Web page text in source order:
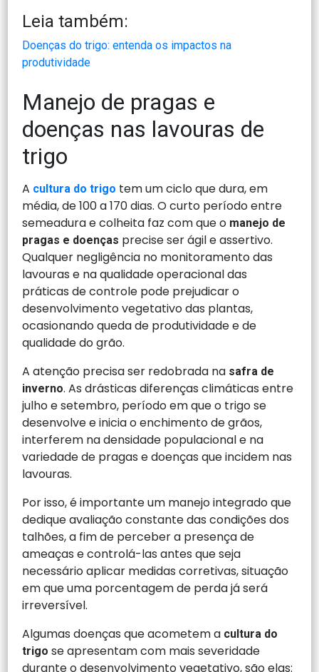
Leia também:
Doenças do trigo: entenda os impactos na
produtividade
Manejo de pragas e
doenças nas lavouras de
trigo
A cultura do trigo tem um ciclo que dura, em
média, de 100 a 170 dias. O curto período entre
semeadura e colheita faz com que o manejo de
pragas e doenças precise ser ágil e assertivo.
Qualquer negligência no monitoramento das
lavouras e na qualidade operacional das
práticas de controle pode prejudicar o
desenvolvimento vegetativo das plantas,
ocasionando queda de produtividade e de
qualidade do grão.
A atenção precisa ser redobrada na safra de
inverno. As drásticas diferenças climáticas entre
julho e setembro, período em que o trigo se
desenvolve e inicia o enchimento de grãos,
interferem na densidade populacional e na
variedade de pragas e doenças que incidem nas
lavouras.
Por isso, é importante um manejo integrado que
dedique avaliação constante das condições dos
talhões, a fim de perceber a presença de
ameaças e controlá-las antes que seja
necessário aplicar medidas corretivas, situação
em que uma porcentagem de perda já será
irreversível.
Algumas doenças que acometem a cultura do
trigo se apresentam com mais severidade
durante o desenvolvimento vegetativo, são elas: